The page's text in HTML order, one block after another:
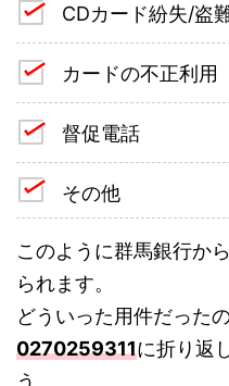
CDカード紛失/盗
カードの不正利用
督促電話
その他
このように群馬銀行か
られます。
どういった用件だった
0270259311に折り返
う。